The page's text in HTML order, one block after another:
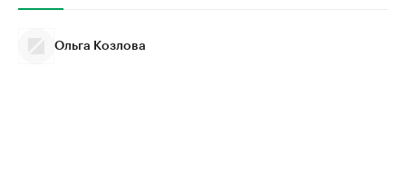
Ольга Козлова